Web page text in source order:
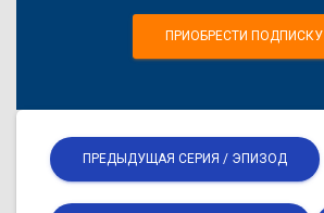
ПРИОБРЕСТИ ПОДПИСКУ
ПРЕДЫДУЩАЯ СЕРИЯ / ЭПИЗОД